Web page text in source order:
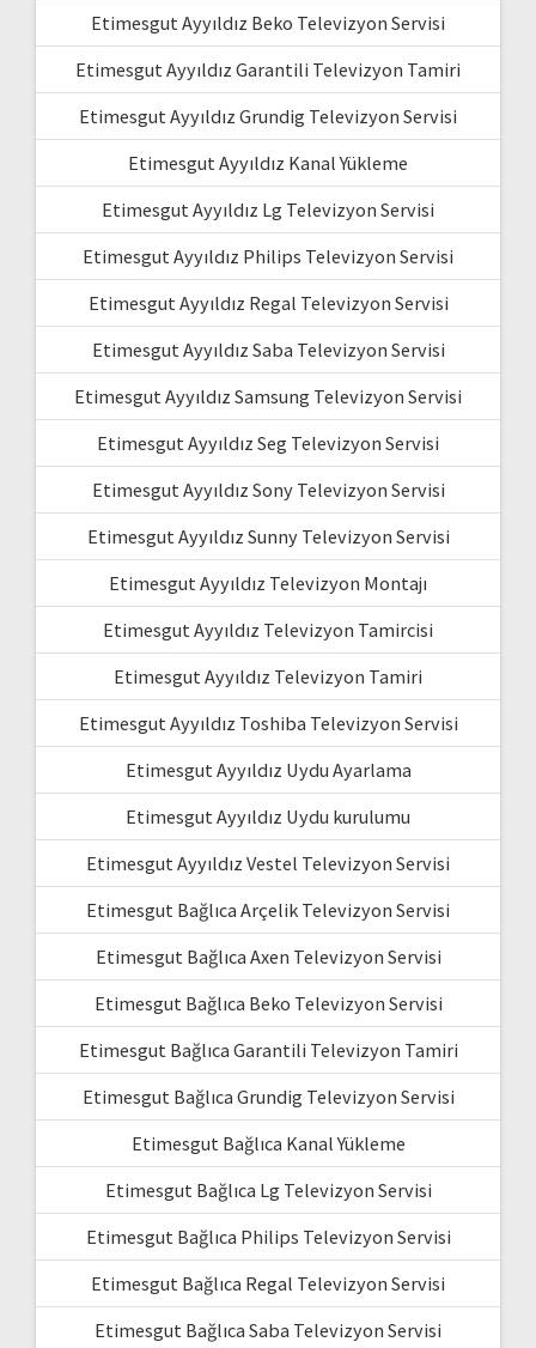
Etimesgut Ayyıldız Beko Televizyon Servisi
Etimesgut Ayyıldız Garantili Televizyon Tamiri
Etimesgut Ayyıldız Grundig Televizyon Servisi
Etimesgut Ayyıldız Kanal Yükleme
Etimesgut Ayyıldız Lg Televizyon Servisi
Etimesgut Ayyıldız Philips Televizyon Servisi
Etimesgut Ayyıldız Regal Televizyon Servisi
Etimesgut Ayyıldız Saba Televizyon Servisi
Etimesgut Ayyıldız Samsung Televizyon Servisi
Etimesgut Ayyıldız Seg Televizyon Servisi
Etimesgut Ayyıldız Sony Televizyon Servisi
Etimesgut Ayyıldız Sunny Televizyon Servisi
Etimesgut Ayyıldız Televizyon Montajı
Etimesgut Ayyıldız Televizyon Tamircisi
Etimesgut Ayyıldız Televizyon Tamiri
Etimesgut Ayyıldız Toshiba Televizyon Servisi
Etimesgut Ayyıldız Uydu Ayarlama
Etimesgut Ayyıldız Uydu kurulumu
Etimesgut Ayyıldız Vestel Televizyon Servisi
Etimesgut Bağlıca Arçelik Televizyon Servisi
Etimesgut Bağlıca Axen Televizyon Servisi
Etimesgut Bağlıca Beko Televizyon Servisi
Etimesgut Bağlıca Garantili Televizyon Tamiri
Etimesgut Bağlıca Grundig Televizyon Servisi
Etimesgut Bağlıca Kanal Yükleme
Etimesgut Bağlıca Lg Televizyon Servisi
Etimesgut Bağlıca Philips Televizyon Servisi
Etimesgut Bağlıca Regal Televizyon Servisi
Etimesgut Bağlıca Saba Televizyon Servisi